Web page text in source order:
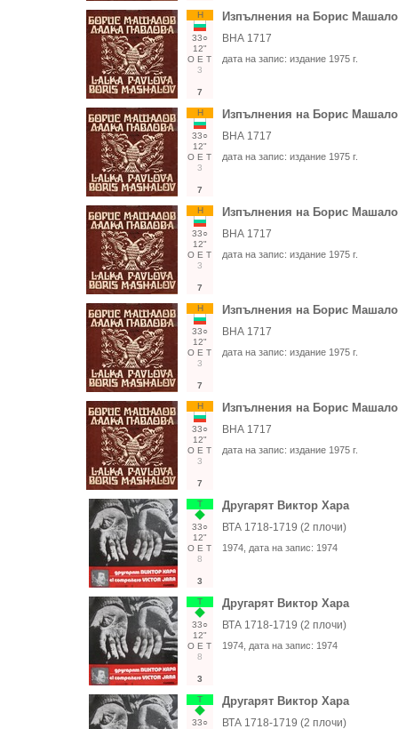
Н
33○
12"
О Е Т
3
7
Изпълнения на Борис
ВНА 1717
дата на запис: издание 1975 г.
Н
33○
12"
О Е Т
3
7
Изпълнения на Борис
ВНА 1717
дата на запис: издание 1975 г.
Н
33○
12"
О Е Т
3
7
Изпълнения на Борис
ВНА 1717
дата на запис: издание 1975 г.
Н
33○
12"
О Е Т
3
7
Изпълнения на Борис
ВНА 1717
дата на запис: издание 1975 г.
Н
33○
12"
О Е Т
3
7
Изпълнения на Борис
ВНА 1717
дата на запис: издание 1975 г.
Т
33○
12"
О Е Т
8
3
Другарят Виктор Хара
ВТА 1718-1719 (2 плочи)
1974 , дата на запис: 1974
Т
33○
12"
О Е Т
8
3
Другарят Виктор Хара
ВТА 1718-1719 (2 плочи)
1974 , дата на запис: 1974
Т
33○
Другарят Виктор Хара
ВТА 1718-1719 (2 плочи)